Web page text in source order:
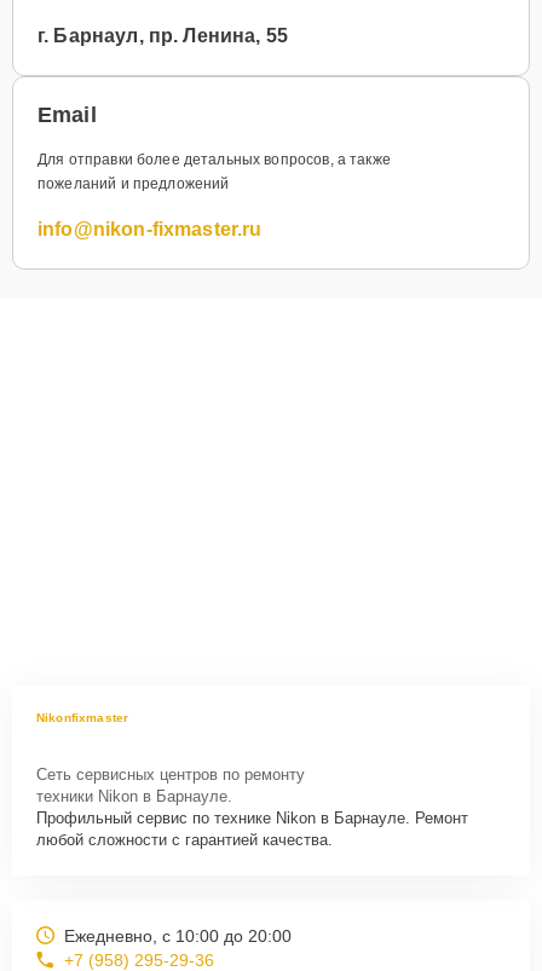
г. Барнаул, пр. Ленина, 55
Email
Для отправки более детальных вопросов, а также
пожеланий и предложений
info@nikon-fixmaster.ru
Nikonfixmaster
Сеть сервисных центров по ремонту
техники Nikon в Барнауле.
Профильный сервис по технике Nikon в Барнауле. Ремонт
любой сложности с гарантией качества.
Ежедневно, с 10:00 до 20:00
+7 (958) 295-29-36